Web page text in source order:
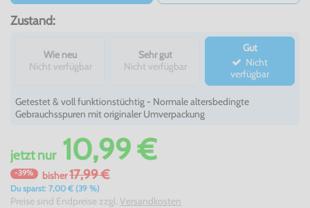
Zustand:
Wie neu
Nicht verfügbar
Sehr gut
Nicht verfügbar
Gut
verfügbar
Getestet & voll funktionstüchtig - Normale altersbedingte
Gebrauchsspuren mit originaler Umverpackung
jetztnur10,99 €
-39% bisher17,99 €
Du sparst: 7,00 € (39 %)
Preise sind Endpreise zzgl. Versandkosten